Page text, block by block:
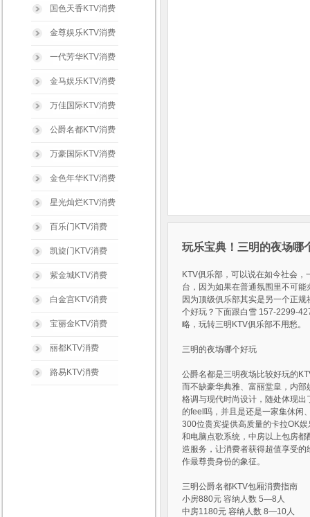
玩乐宝典！三明的夜场哪
KTV俱乐部，可以说在如今社会
台，因为如果在普通氛围里不可
因为顶级俱乐部其实是另一个正
个好玩？下面跟白雪 157-2299-
略，玩转三明KTV俱乐部不用愁。
三明的夜场哪个好玩
公爵名都是三明夜场比较好玩的
而不缺豪华典雅、富丽堂皇，内
格调与现代时尚设计，随处体现
的feel吗，并且是还是一家集休闲
300位贵宾提供高质量的卡拉OK
和电脑点歌系统，中房以上包房
造服务，让消费者获得超值享受
作最尊贵身份的象征。
三明公爵名都KTV包厢消费指南
小房880元 容纳人数 5—8人
中房1180元 容纳人数 8—10人
国色天香KTV消费
金尊娱乐KTV消费
一代芳华KTV消费
金马娱乐KTV消费
万佳国际KTV消费
公爵名都KTV消费
万豪国际KTV消费
金色年华KTV消费
星光灿烂KTV消费
百乐门KTV消费
凯旋门KTV消费
紫金城KTV消费
白金宫KTV消费
宝丽金KTV消费
丽都KTV消费
路易KTV消费